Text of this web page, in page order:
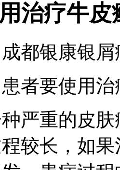
治疗牛皮
都银康银屑
者要使用
严重的皮
较长，如